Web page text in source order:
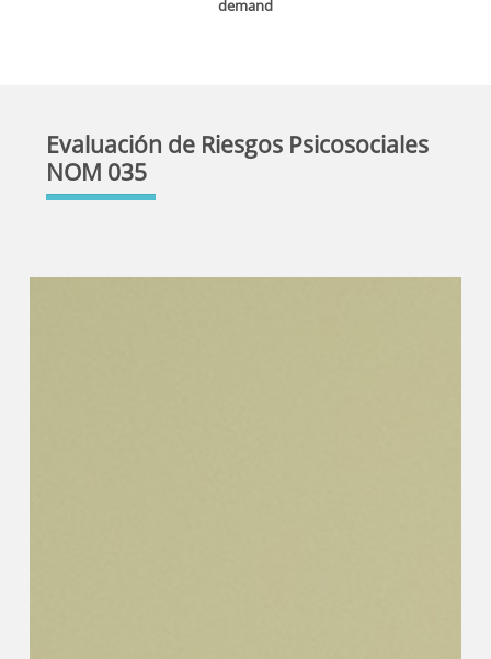
demand
Evaluación de Riesgos Psicosociales
NOM 035